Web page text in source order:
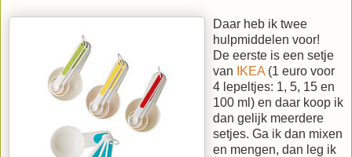
Daar heb ik twee
hulpmiddelen voor!
De eerste is een setje
van
IKEA (1 euro voor
4 lepeltjes: 1, 5, 15 en
100 ml) en daar koop ik
dan gelijk meerdere
setjes. Ga ik dan mixen
en mengen, dan leg ik